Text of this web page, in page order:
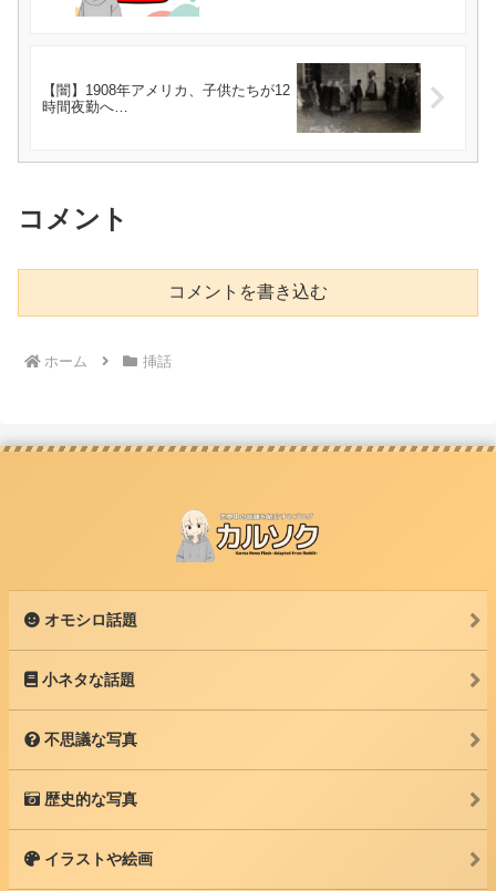
【闇】1908年アメリカ、子供たちが12
時間夜勤へ…
コメント
コメントを書き込む
ホーム 挿話
オモシロ話題
小ネタな話題
不思議な写真
歴史的な写真
イラストや絵画